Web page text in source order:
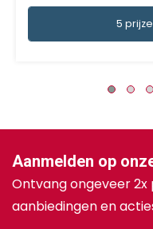
5
Aanmelden op
Ontvang ongeveer
aanbiedingen en